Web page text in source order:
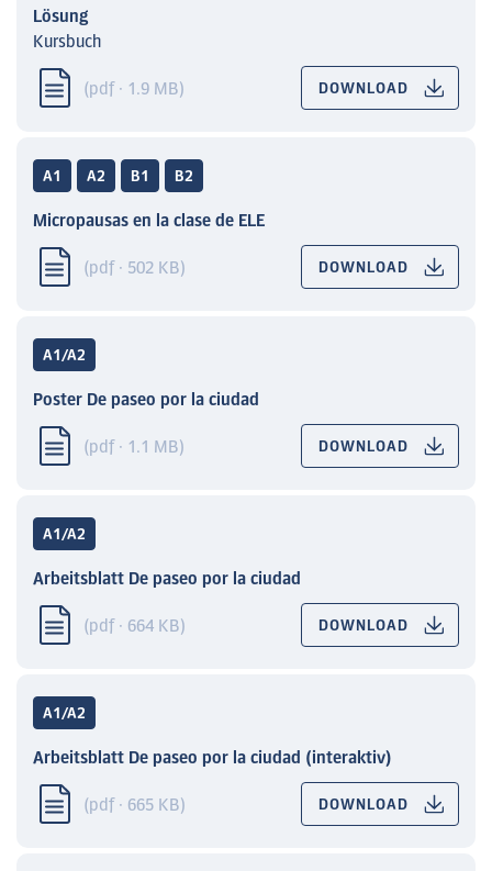
Lösung
Kursbuch
(pdf · 1.9 MB) DOWNLOAD
A1 A2 B1 B2
Micropausas en la clase de ELE
(pdf · 502 KB) DOWNLOAD
A1/A2
Poster De paseo por la ciudad
(pdf · 1.1 MB) DOWNLOAD
A1/A2
Arbeitsblatt De paseo por la ciudad
(pdf · 664 KB) DOWNLOAD
A1/A2
Arbeitsblatt De paseo por la ciudad (interaktiv)
(pdf · 665 KB) DOWNLOAD